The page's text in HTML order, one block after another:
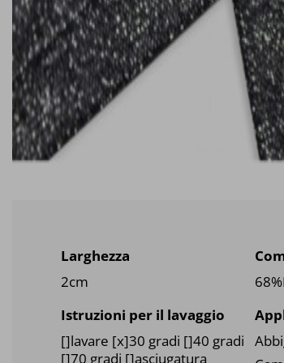
Larghezza
2cm
Istruzioni per il lavaggio
[]lavare [x]30 gradi []40 gradi
[]70 gradi []asciugatura